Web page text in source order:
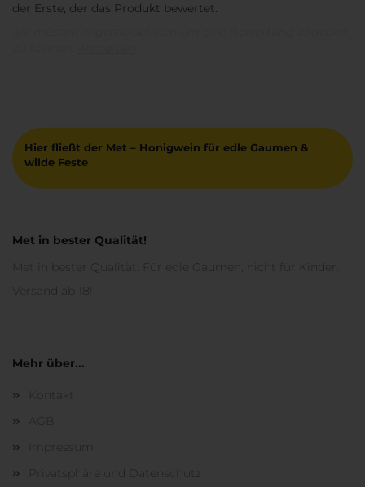
der Erste, der das Produkt bewertet.
Hier fließt der Met – Honigwein für edle Gaumen &
wilde Feste
Met in bester Qualität!
Met in bester Qualität. Für edle Gaumen, nicht für Kinder.
Versand ab 18!
Mehr über...
Kontakt
Impressum
Privatsphäre und Datenschutz